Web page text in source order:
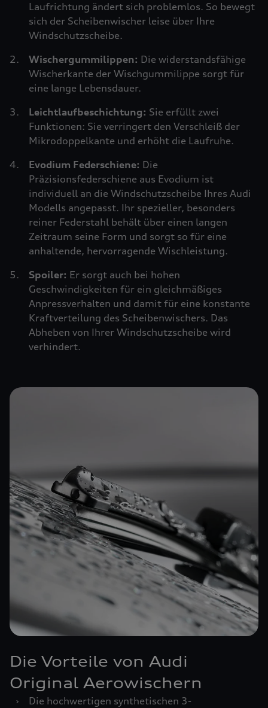
Laufrichtung ändert sich problemlos. So bewegt
sich der Scheibenwischer leise über Ihre
Windschutzscheibe.
Wischergummilippen: Die widerstandsfähige
Wischerkante der Wischgummilippe sorgt für
eine lange Lebensdauer.
Leichtlaufbeschichtung: Sie erfüllt zwei
Funktionen: Sie verringert den Verschleiß der
Mikrodoppelkante und erhöht die Laufruhe.
Evodium Federschiene: Die
Präzisionsfederschiene aus Evodium ist
individuell an die Windschutzscheibe Ihres Audi
Modells angepasst. Ihr spezieller, besonders
reiner Federstahl behält über einen langen
Zeitraum seine Form und sorgt so für eine
anhaltende, hervorragende Wischleistung.
Spoiler: Er sorgt auch bei hohen
Geschwindigkeiten für ein gleichmäßiges
Anpressverhalten und damit für eine konstante
Kraftverteilung des Scheibenwischers. Das
Abheben von Ihrer Windschutzscheibe wird
verhindert.
Die Vorteile von Audi
Original Aerowischern
›
Die hochwertigen synthetischen 3-